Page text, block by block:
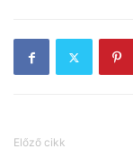
Előző cikk